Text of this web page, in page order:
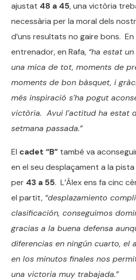
ajustat 48 a 45, una victòria
necessària per la moral dels
d’uns resultats no gaire bons.
entrenador, en Rafa, “ha estat
una mica de tot, moments de
moments de bon bàsquet, i
més inspiració s’ha pogut
victòria. Avui l’actitud ha estat
setmana passada.”
El cadet “B” també va
en el seu desplaçament a la pista
per 43 a 55. L’Àlex ens fa cinc
el partit, “desplazamiento
clasificación, conseguimos
gracias a la buena defensa
diferencias en ningún cuarto, el
en los minutos finales nos
una victoria muy trabajada.”